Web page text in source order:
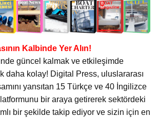
Kalbinde Yer Alın!
güncel kalmak ve etkileşimde
daha kolay! Digital Press, uluslararası
yansıtan 15 Türkçe ve 40 İngilizce
bir araya getirerek sektördeki
bir şekilde takip ediyor ve sizin için en